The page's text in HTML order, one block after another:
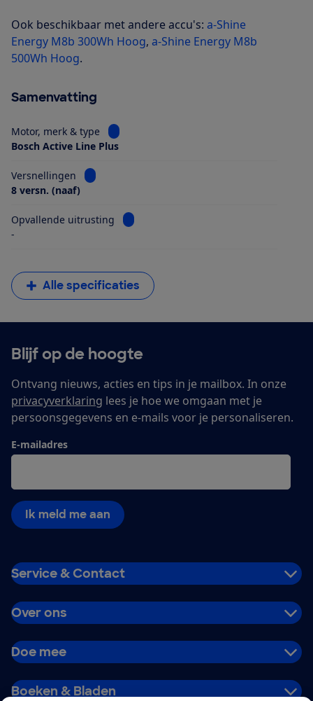
Ook beschikbaar met andere accu's: a-Shine
Energy M8b 300Wh Hoog, a-Shine Energy M8b
500Wh Hoog.
Samenvatting
Motor, merk & type
Bekijk informatie voor Motor, merk & type
Bosch Active Line Plus
Versnellingen
Bekijk informatie voor Versnellingen
8 versn. (naaf)
Opvallende uitrusting
Bekijk informatie voor Opvallende
-
Alle specificaties
Blijf op de hoogte
Ontvang nieuws, acties en tips in je mailbox. In onze
privacyverklaring lees je hoe we omgaan met je
persoonsgegevens en e-mails voor je personaliseren.
E-mailadres
Ik meld me aan
Service & Contact
Over ons
Doe mee
Boeken & Bladen